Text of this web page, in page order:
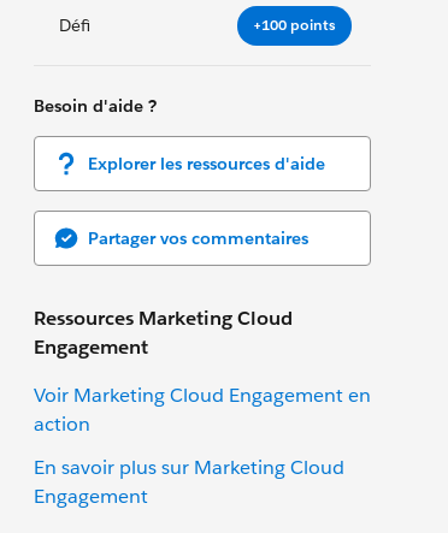
Défi +100 points
Besoin d'aide ?
Explorer les ressources d'aide
Partager vos commentaires
Ressources Marketing Cloud
Engagement
Voir Marketing Cloud Engagement en
action
En savoir plus sur Marketing Cloud
Engagement